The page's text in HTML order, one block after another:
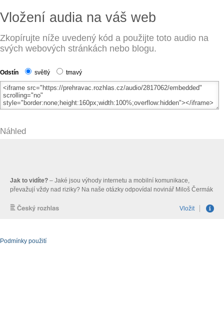
Vložení audia na váš web
Zkopírujte níže uvedený kód a použijte toto audio na
svých webových stránkách nebo blogu.
Odstín světlý tmavý
Náhled
Podmínky použití